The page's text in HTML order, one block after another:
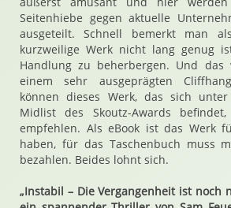
Seitenhiebe gegen aktuelle
ausgeteilt. Schnell bemerkt man
kurzweilige Werk nicht lang genug
Handlung zu beherbergen. Und
einem sehr ausgeprägten
können dieses Werk, das sich
Midlist des Skoutz-Awards
empfehlen. Als eBook ist das Werk
haben, für das Taschenbuch muss
bezahlen. Beides lohnt sich.
„Instabil – Die Vergangenheit ist noch